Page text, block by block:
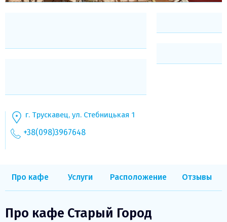
г. Трускавец, ул. Стебницькая 1
+38(098)3967648
Про кафе Услуги Расположение Отзывы
Про кафе Старый Город